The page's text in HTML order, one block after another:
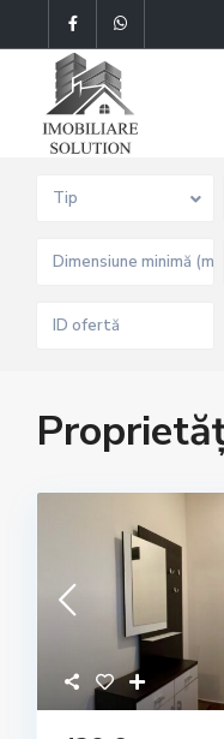
Tip